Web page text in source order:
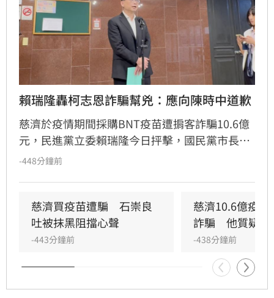
賴瑞隆轟柯志恩詐騙幫兇：應向陳時中道歉
慈濟於疫情期間採購BNT疫苗遭掮客詐騙10.6億
元，民進黨立委賴瑞隆今日抨擊，國民黨市長參
選人柯志恩等藍委當年質疑陳時中阻擋疫苗，如
擊是錯誤行為。
-448分鐘前
慈濟買疫苗遭騙　石崇良
吐被抹黑阻擋心聲
-443分鐘前
慈濟10.6億疫苗
詐騙　他質疑捐
-438分鐘前